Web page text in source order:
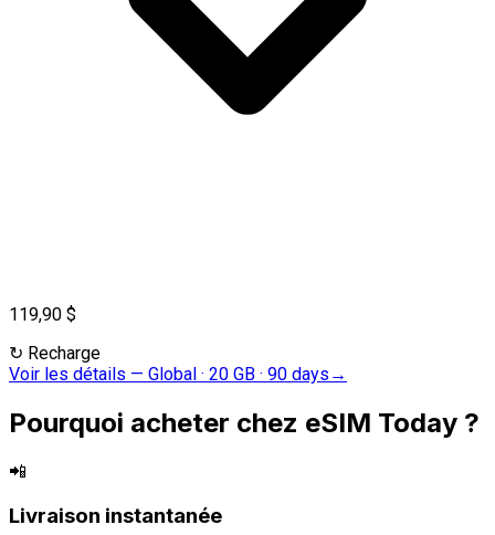
119,90 $
↻ Recharge
Voir les détails — Global · 20 GB · 90 days →
Pourquoi acheter chez eSIM Today ?
📲
Livraison instantanée